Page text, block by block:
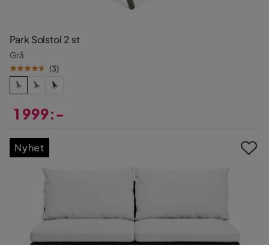
Park Solstol 2 st
Grå
(3)
1 999:-
Nyhet